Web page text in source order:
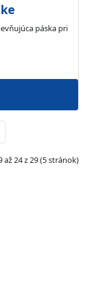
páska pri
až 24 z 29 (5 stránok)